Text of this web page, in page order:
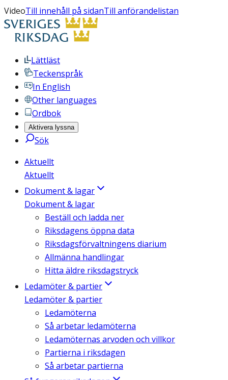
VideoTill innehåll på sidanTill anförandelistan
Lättläst
Teckenspråk
In English
Other languages
Ordbok
Aktivera lyssna
Sök
Aktuellt
Aktuellt
Dokument & lagar
Dokument & lagar
Beställ och ladda ner
Riksdagens öppna data
Riksdagsförvaltningens diarium
Allmänna handlingar
Hitta äldre riksdagstryck
Ledamöter & partier
Ledamöter & partier
Ledamöterna
Så arbetar ledamöterna
Ledamöternas arvoden och villkor
Partierna i riksdagen
Så arbetar partierna